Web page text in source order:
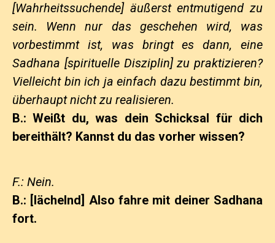
[Wahrheitssuchende] äußerst entmutigend zu
sein. Wenn nur das geschehen wird, was
vorbestimmt ist, was bringt es dann, eine
Sadhana [spirituelle Disziplin] zu praktizieren?
Vielleicht bin ich ja einfach dazu bestimmt bin,
überhaupt nicht zu realisieren.
B.: Weißt du, was dein Schicksal für dich
bereithält? Kannst du das vorher wissen?
F.: Nein.
B.: [lächelnd] Also fahre mit deiner Sadhana
fort.